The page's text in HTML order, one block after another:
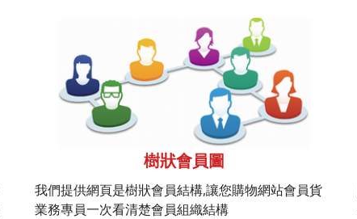
樹狀會員圖
我們提供網頁是樹狀會員結構,讓您購物網站會員貨
業務專員一次看清楚會員組織結構